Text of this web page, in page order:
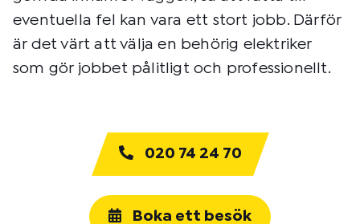
eventuella fel kan vara ett stort jobb. Därför
är det värt att välja en behörig elektriker
som gör jobbet pålitligt och professionellt.
020 74 24 70
Boka ett besök